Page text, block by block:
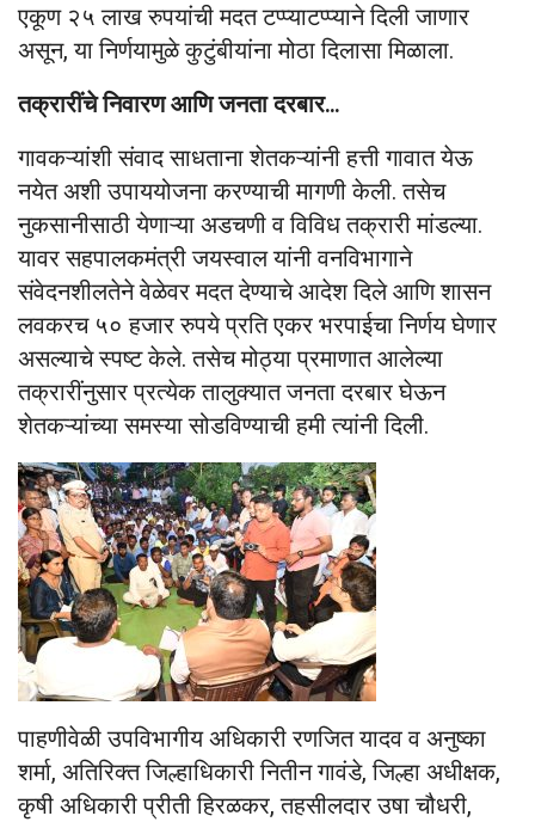
एकूण २५ लाख रुपयांची मदत टप्प्याटप्प्याने दिली जाणार
असून, या निर्णयामुळे कुटुंबीयांना मोठा दिलासा मिळाला.
तक्रारींचे निवारण आणि जनता दरबार…
गावकऱ्यांशी संवाद साधताना शेतकऱ्यांनी हत्ती गावात येऊ
नयेत अशी उपाययोजना करण्याची मागणी केली. तसेच
नुकसानीसाठी येणाऱ्या अडचणी व विविध तक्रारी मांडल्या.
यावर सहपालकमंत्री जयस्वाल यांनी वनविभागाने
संवेदनशीलतेने वेळेवर मदत देण्याचे आदेश दिले आणि शासन
लवकरच ५० हजार रुपये प्रति एकर भरपाईचा निर्णय घेणार
असल्याचे स्पष्ट केले. तसेच मोठ्या प्रमाणात आलेल्या
तक्रारींनुसार प्रत्येक तालुक्यात जनता दरबार घेऊन
शेतकऱ्यांच्या समस्या सोडविण्याची हमी त्यांनी दिली.
पाहणीवेळी उपविभागीय अधिकारी रणजित यादव व अनुष्का
शर्मा, अतिरिक्त जिल्हाधिकारी नितीन गावंडे, जिल्हा अधीक्षक,
कृषी अधिकारी प्रीती हिरळकर, तहसीलदार उषा चौधरी,